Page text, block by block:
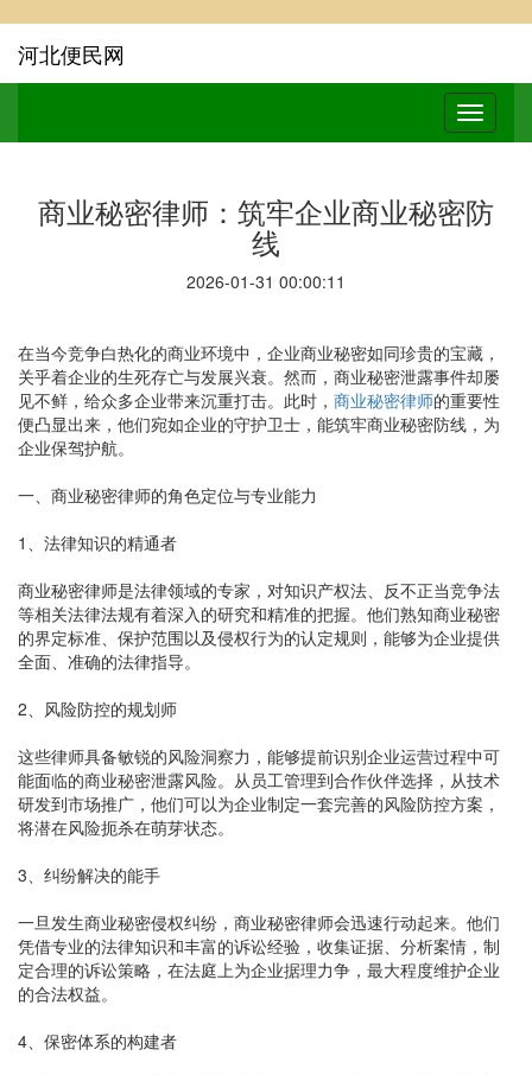
河北便民网
商业秘密律师：筑牢企业商业秘密防
线
2026-01-31 00:00:11
在当今竞争白热化的商业环境中，企业商业秘密如同珍贵的宝藏，
关乎着企业的生死存亡与发展兴衰。然而，商业秘密泄露事件却屡
见不鲜，给众多企业带来沉重打击。此时， 商业秘密律师的重要性
便凸显出来，他们宛如企业的守护卫士，能筑牢商业秘密防线，为
企业保驾护航。
一、商业秘密律师的角色定位与专业能力
1、法律知识的精通者
商业秘密律师是法律领域的专家，对知识产权法、反不正当竞争法
等相关法律法规有着深入的研究和精准的把握。他们熟知商业秘密
的界定标准、保护范围以及侵权行为的认定规则，能够为企业提供
全面、准确的法律指导。
2、风险防控的规划师
这些律师具备敏锐的风险洞察力，能够提前识别企业运营过程中可
能面临的商业秘密泄露风险。从员工管理到合作伙伴选择，从技术
研发到市场推广，他们可以为企业制定一套完善的风险防控方案，
将潜在风险扼杀在萌芽状态。
3、纠纷解决的能手
一旦发生商业秘密侵权纠纷，商业秘密律师会迅速行动起来。他们
凭借专业的法律知识和丰富的诉讼经验，收集证据、分析案情，制
定合理的诉讼策略，在法庭上为企业据理力争，最大程度维护企业
的合法权益。
4、保密体系的构建者